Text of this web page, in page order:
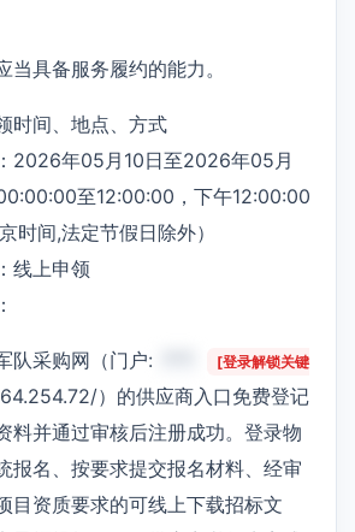
当具备服务履约的能力。
时间、地点、方式
2026年05月10日至2026年05月
至12:00:00，下午12:00:00
时间,法定节假日除外）
线上申领
队采购网（门户:
[登录解锁关键
）的供应商入口免费登记
料并通过审核后注册成功。登录物
报名、按要求提交报名材料、经审
目资质要求的可线上下载招标文